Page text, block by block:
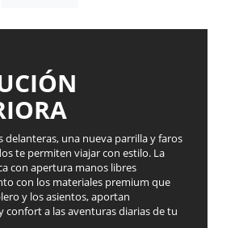
delanteras, una nueva parrilla y faros
te permiten viajar con estilo. La
con apertura manos libres
con los materiales premium que
y los asientos, aportan
confort a las aventuras diarias de tu